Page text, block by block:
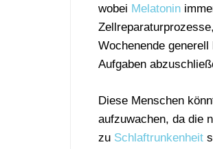
wobei Melatonin
Wochenende
Aufgaben
Diese Menschen
aufzuwachen, da die
zu Schlaftrunkenheit